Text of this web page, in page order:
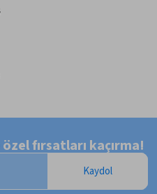
fırsatları kaçırma!
Kaydol